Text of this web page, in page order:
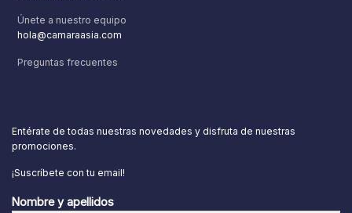
Únete a nuestro equipo
hola@camaraasia.com
Preguntas frecuentes
Entérate de todas nuestras novedades y disfruta de nuestras
promociones.
¡Suscríbete con tu email!
Nombre y apellidos